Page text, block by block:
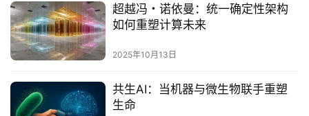
超越冯・诺依曼：统一确定性架构
如何重塑计算未来
2025年10月13日
共生AI：当机器与微生物联手重塑
生命‌